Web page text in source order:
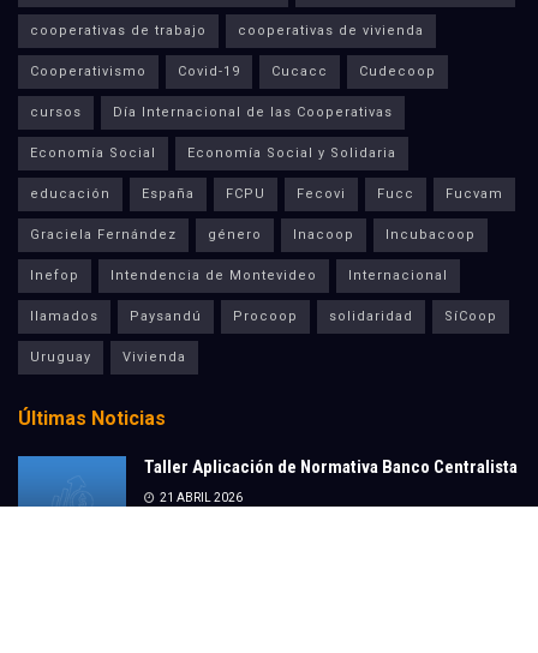
cooperativas de trabajo cooperativas de vivienda
Cooperativismo Covid-19 Cucacc Cudecoop
cursos Día Internacional de las Cooperativas
Economía Social Economía Social y Solidaria
educación España FCPU Fecovi Fucc Fucvam
Graciela Fernández género Inacoop Incubacoop
Inefop Intendencia de Montevideo Internacional
llamados Paysandú Procoop solidaridad SíCoop
Uruguay Vivienda
Últimas Noticias
Taller Aplicación de Normativa Banco Centralista
21 ABRIL 2026